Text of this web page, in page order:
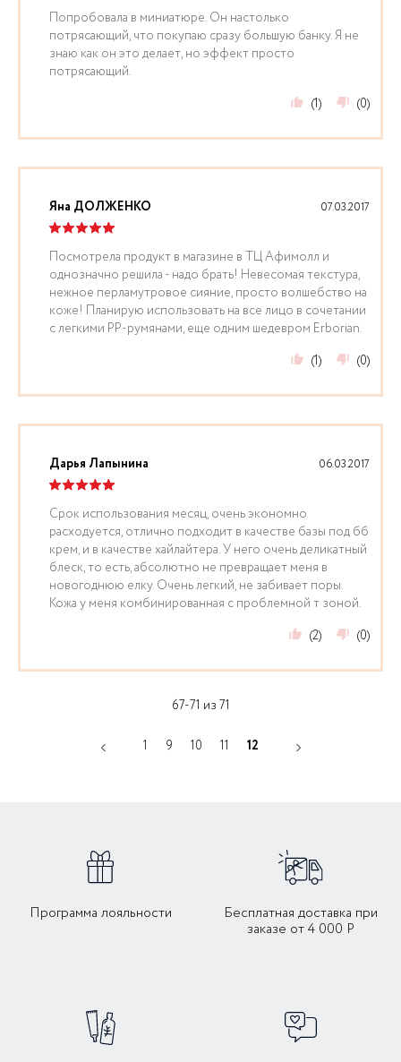
Попробовала в миниатюре. Он настолько
потрясающий, что покупаю сразу большую банку. Я не
знаю как он это делает, но эффект просто
потрясающий.
(1)
(0)
Яна ДОЛЖЕНКО 07.03.2017
Посмотрела продукт в магазине в ТЦ Афимолл и
однозначно решила - надо брать! Невесомая текстура,
нежное перламутровое сияние, просто волшебство на
коже! Планирую использовать на все лицо в сочетании
с легкими PP-румянами, еще одним шедевром Erborian.
(1)
(0)
Дарья Лапынина 06.03.2017
Срок использования месяц, очень экономно
расходуется, отлично подходит в качестве базы под бб
крем, и в качестве хайлайтера. У него очень деликатный
блеск, то есть, абсолютно не превращает меня в
новогоднюю елку. Очень легкий, не забивает поры.
Кожа у меня комбинированная с проблемной т зоной.
(2)
(0)
67-71 из 71
1 9 10 11 12
Программа лояльности
Бесплатная доставка при
заказе от 4 000 Р